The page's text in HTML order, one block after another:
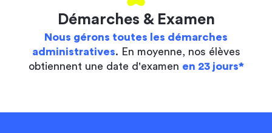
Démarches & Examen
Nous gérons toutes les démarches
administratives. En moyenne, nos élèves
obtiennent une date d'examen en 23 jours*